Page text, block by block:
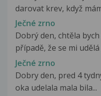
darovat krev, když
Ječné zrno
Dobrý den, chtěla
případě, že se mi udělá
Ječné zrno
Dobry den, pred 4
oka udelala mala bila...